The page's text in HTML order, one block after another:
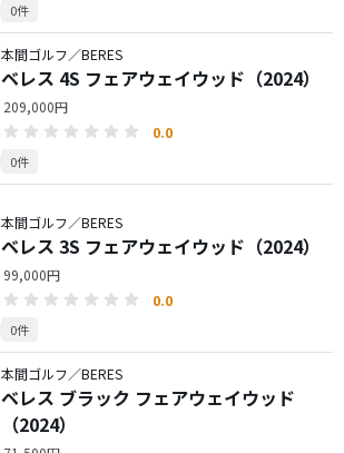
0件
本間ゴルフ／BERES
ベレス 4S フェアウェイウッド（2024）
209,000円
0.0
0件
本間ゴルフ／BERES
ベレス 3S フェアウェイウッド（2024）
99,000円
0.0
0件
本間ゴルフ／BERES
ベレス ブラック フェアウェイウッド
（2024）